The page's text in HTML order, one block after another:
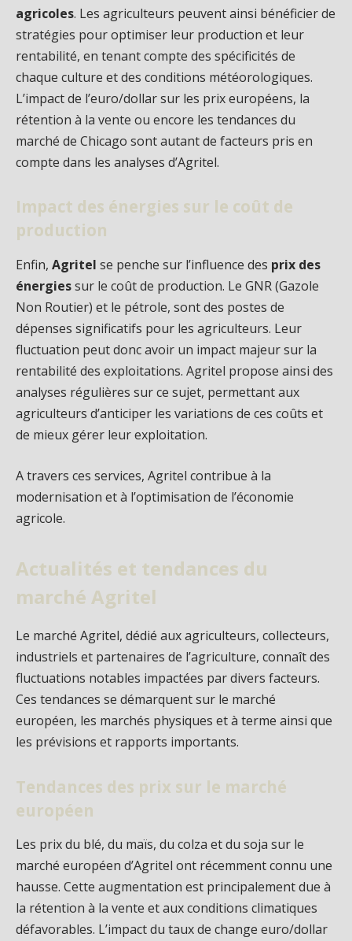
agricoles. Les agriculteurs peuvent ainsi bénéficier de
stratégies pour optimiser leur production et leur
rentabilité, en tenant compte des spécificités de
chaque culture et des conditions météorologiques.
L’impact de l’euro/dollar sur les prix européens, la
rétention à la vente ou encore les tendances du
marché de Chicago sont autant de facteurs pris en
compte dans les analyses d’Agritel.
Impact des énergies sur le coût de
production
Enfin, Agritel se penche sur l’influence des prix des
énergiessur le coût de production. Le GNR (Gazole
Non Routier) et le pétrole, sont des postes de
dépenses significatifs pour les agriculteurs. Leur
fluctuation peut donc avoir un impact majeur sur la
rentabilité des exploitations. Agritel propose ainsi des
analyses régulières sur ce sujet, permettant aux
agriculteurs d’anticiper les variations de ces coûts et
de mieux gérer leur exploitation.
A travers ces services, Agritel contribue à la
modernisation et à l’optimisation de l’économie
agricole.
Actualités et tendances du
marché Agritel
Le marché Agritel, dédié aux agriculteurs, collecteurs,
industriels et partenaires de l’agriculture, connaît des
fluctuations notables impactées par divers facteurs.
Ces tendances se démarquent sur le marché
européen, les marchés physiques et à terme ainsi que
les prévisions et rapports importants.
Tendances des prix sur le marché
européen
Les prix du blé, du maïs, du colza et du soja sur le
marché européen d’Agritel ont récemment connu une
hausse. Cette augmentation est principalement due à
la rétention à la vente et aux conditions climatiques
défavorables. L’impact du taux de change euro/dollar